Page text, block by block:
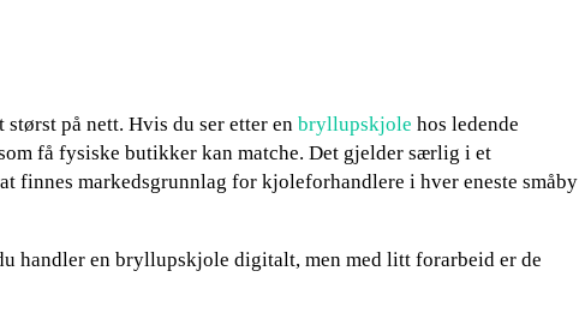
størst på nett. Hvis du ser etter en bryllupskjole hos ledende
få fysiske butikker kan matche. Det gjelder særlig i et
finnes markedsgrunnlag for kjoleforhandlere i hver eneste småby
handler en bryllupskjole digitalt, men med litt forarbeid er de